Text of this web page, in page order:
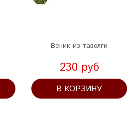
Веник из таволги
230 руб
В КОРЗИНУ